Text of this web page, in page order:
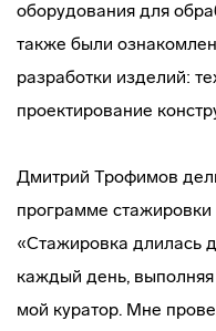
оборудования для
также были
разработки изделий:
проектирование
Дмитрий Трофимов
программе
«Стажировка длилась
каждый день,
мой куратор. Мне